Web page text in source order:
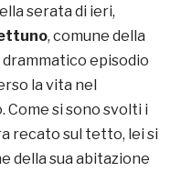
serata di ieri,
, comune della
episodio
la vita nel
si sono svolti i
recato sul tetto, lei si
della sua abitazione